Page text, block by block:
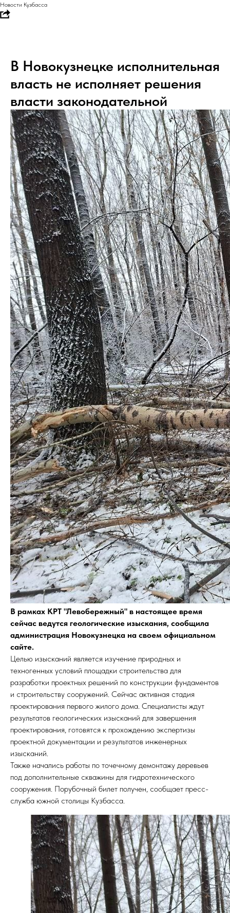
Новости Кузбасса
В Новокузнецке исполнительная
власть не исполняет решения
власти законодательной
В рамках КРТ "Левобережный" в настоящее время
сейчас ведутся геологические изыскания, сообщила
администрация Новокузнецка на своем официальном
сайте.
Целью изысканий является изучение природных и
техногенных условий площадки строительства для
разработки проектных решений по конструкции фундаментов
и строительству сооружений. Сейчас активная стадия
проектирования первого жилого дома. Специалисты ждут
результатов геологических изысканий для завершения
проектирования, готовятся к прохождению экспертизы
проектной документации и результатов инженерных
изысканий.
Также начались работы по точечному демонтажу деревьев
под дополнительные скважины для гидротехнического
сооружения. Порубочный билет получен, сообщает пресс-
служба южной столицы Кузбасса.